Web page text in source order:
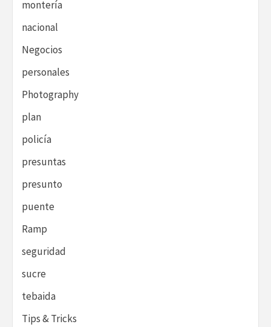
montería
nacional
Negocios
personales
Photography
plan
policía
presuntas
presunto
puente
Ramp
seguridad
sucre
tebaida
Tips & Tricks